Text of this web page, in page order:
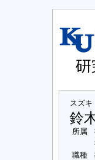
スズ
鈴
所属
職種